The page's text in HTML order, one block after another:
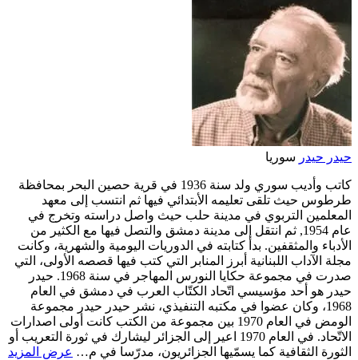
حيدر حيدر سوريا
كاتب وأديب سوري ولد سنة 1936 في قرية حصين البحر بمحافظة
طرطوس حيث تلقى تعليمه الأبتدائي فيها ثم انتسب إلى معهد
المعلمين التربوي في مدينة حلب حيث واصل دراسته وتخرج في
عام 1954, ثم انتقل إلى مدينة دمشق والتصل فيها مع الكثير من
الأدباء والمثقفين. بدأ كتابته في الدوريات اليومية والشهرية، وكانت
مجلة الآداب اللبنانية أبرز المنابر التي كتب فيها قصصه الأولى، التي
صدرت في مجموعة حكايا النورس المهاجر في سنة 1968. حيدر
حيدر هو أحد مؤسيسي اتّحاد الكتّاب العرب في دمشق في العام
1968، وكان عضوا في مكتبه التنفيذي، نشر حيدر حيدر مجموعة
الومض في العام 1970 بين مجموعة من الكتب كانت أولى اصدارات
الاتّحاد. في العام 1970 اعير إلى الجزائر ليشارك في ثورة التعريب أو
الثورة الثقافية كما يسمّيها الجزائريون، مدرّسا في م… عرض المزيد